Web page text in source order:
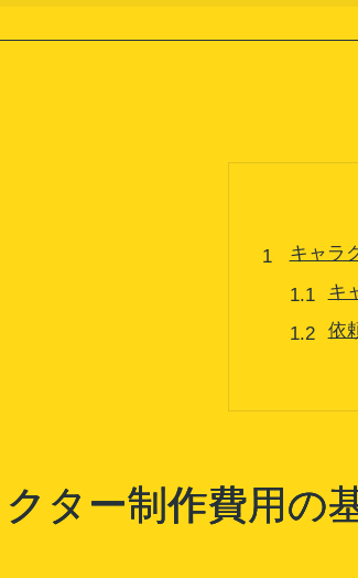
キャラ
キ
依
キ
依頼先
フ
ター制作費用の